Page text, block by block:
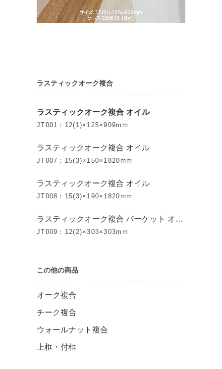
ラスティックオーク複合
ラスティックオーク複合 オイル
JT001：12(1)×125×909mm
ラスティックオーク複合 オイル
JT007：15(3)×150×1820mm
ラスティックオーク複合 オイル
JT008：15(3)×190×1820mm
ラスティックオーク複合 パーケット オイ
ル
JT009：12(2)×303×303mm
この他の商品
オーク複合
チーク複合
ウォールナット複合
上框・付框